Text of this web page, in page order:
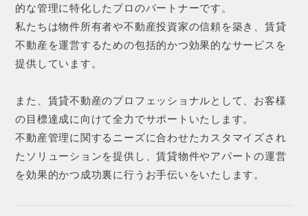
的な管理に特化したプロのパートナーです。
私たちは物件所有者や不動産投資家の信頼を築き、賃貸
不動産を運営するための包括的かつ効果的なサービスを
提供しています。
また、賃貸不動産のプロフェッショナルとして、お客様
の目標達成に向けて全力でサポートいたします。
不動産管理に関するニーズに合わせたカスタマイズされ
たソリューションを提供し、賃貸物件やアパートの運営
を効果的かつ成功裏に行うお手伝いをいたします。